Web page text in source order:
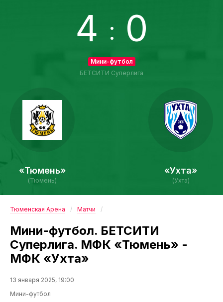
«Тюмень»
(Тюмень)
4 : 0
Мини-футбол
БЕТСИТИ Суперлига
«Ухта»
(Ухта)
Тюменская Арена Матчи
Мини-футбол. БЕТСИТИ
Суперлига. МФК «Тюмень» -
МФК «Ухта»
13 января 2025, 19:00
Мини-футбол